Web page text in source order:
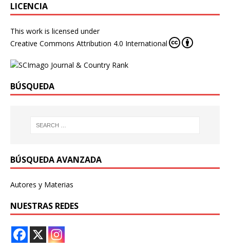
LICENCIA
This work is licensed under
Creative Commons Attribution 4.0 International
BÚSQUEDA
BÚSQUEDA AVANZADA
Autores y Materias
NUESTRAS REDES